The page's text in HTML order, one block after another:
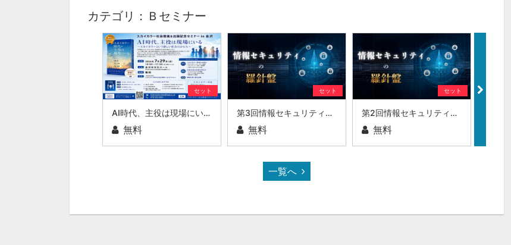
カテゴリ：Ｂセミナー
セット
AI時代、主役は現場にいる ～スカイカラーという新しい社会のかたち～
無料
セット
第3回情報セキュリティの羅針盤
無料
セット
第2回情報セキュリティの羅針盤
無料
一覧へ